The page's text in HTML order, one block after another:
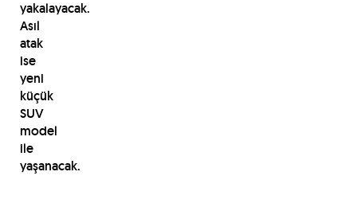
yakalayacak.
Asıl
atak
ise
yeni
küçük
SUV
model
ile
yaşanacak.